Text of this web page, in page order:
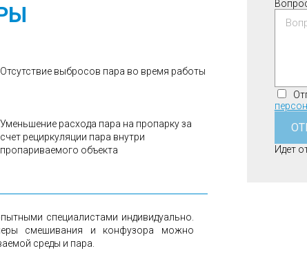
Отсутствие выбросов пара во время работы
Уменьшение расхода пара на пропарку за
счет рециркуляции пара внутри
пропариваемого объекта
специалистами индивидуально.
смешивания и конфузора можно
среды и пара.
Идет